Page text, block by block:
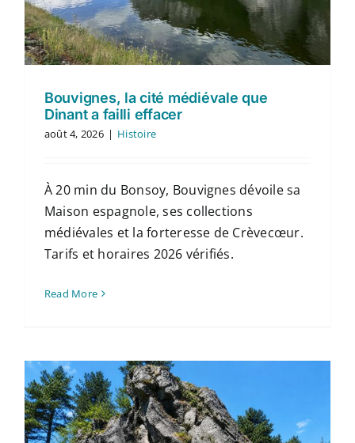
Contact
Français
Bouvignes, la cité médiévale que
Dinant a failli effacer
août 4, 2026 | Histoire
À 20 min du Bonsoy, Bouvignes dévoile sa
Maison espagnole, ses collections
médiévales et la forteresse de Crèvecœur.
Tarifs et horaires 2026 vérifiés.
Read More